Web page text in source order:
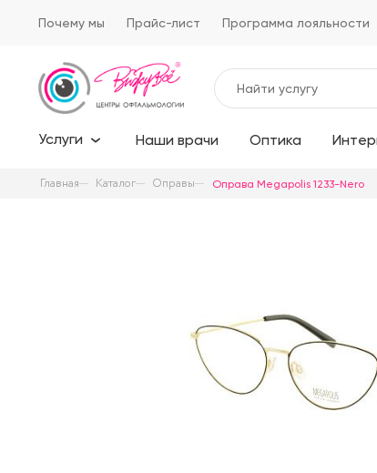
Почему мы Прайс-лист Программа лояльности
Услуги Наши врачи Оптика
Главная Каталог Оправы Оправа Megapolis 1233-Nero